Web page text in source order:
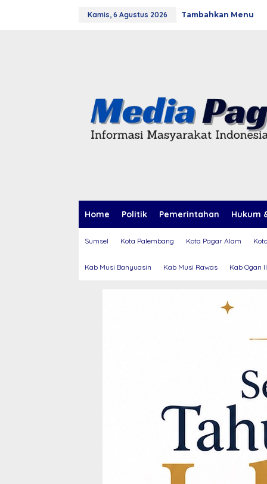
Kamis, 6 Agustus 2026 Tambahkan Menu
Home Politik Pemerintahan Hukum
Sumsel Kota Palembang Kota Pagar Alam
Kab Musi Banyuasin Kab Musi Rawas Kab Ogan